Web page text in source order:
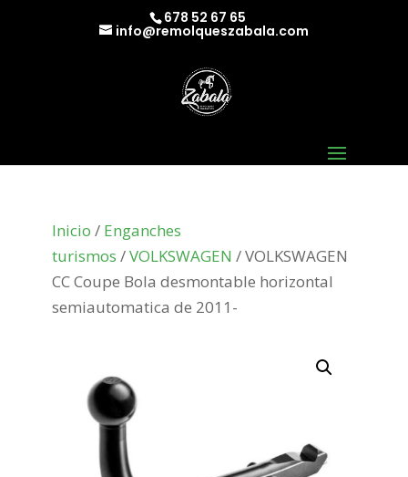
678 52 67 65
info@remolqueszabala.com
Inicio / Enganches
turismos /VOLKSWAGEN / VOLKSWAGEN
CC Coupe Bola desmontable horizontal
semiautomatica de 2011-